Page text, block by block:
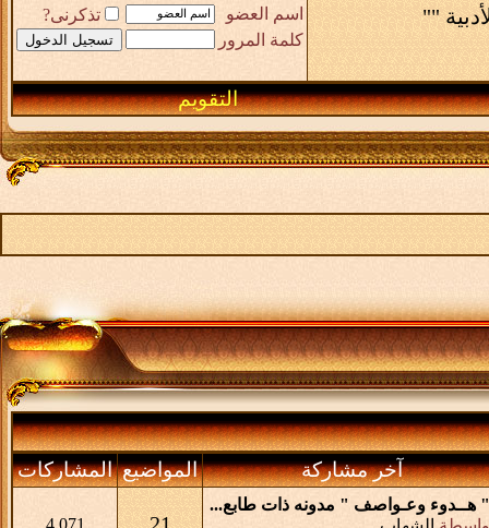
"" اسم العضو
تذكرنى?
كلمة المرور
التقويم
آخر مشاركة المواضيع المشاركات
" هــدوء وعـواصف " مدونه ذات طابع...
4,071